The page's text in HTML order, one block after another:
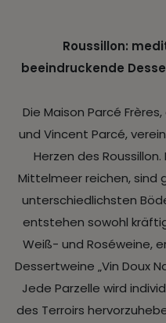
Roussillon:
beeindruckende
Die Maison Parcé
und Vincent Parcé,
Herzen des
Mittelmeer reichen, sind
unterschiedlichsten
entstehen sowohl
Weiß- und Roséweine,
Dessertweine „Vin Doux
Jede Parzelle wird
des Terroirs